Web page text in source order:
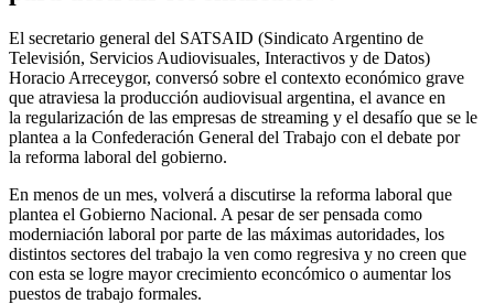
El secretario general del SATSAID (Sindicato Argentino de
Televisión, Servicios Audiovisuales, Interactivos y de Datos)
Horacio Arreceygor, conversó sobre el contexto económico grave
que atraviesa la producción audiovisual argentina, el avance en
la regularización de las empresas de streaming y el desafío que se le
plantea a la Confederación General del Trabajo con el debate por
la reforma laboral del gobierno.
En menos de un mes, volverá a discutirse la reforma laboral que
plantea el Gobierno Nacional. A pesar de ser pensada como
moderniación laboral por parte de las máximas autoridades, los
distintos sectores del trabajo la ven como regresiva y no creen que
con esta se logre mayor crecimiento econcómico o aumentar los
puestos de trabajo formales.